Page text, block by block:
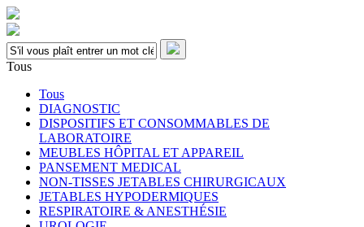
Tous
Tous
DIAGNOSTIC
DISPOSITIFS ET CONSOMMABLES DE
LABORATOIRE
MEUBLES HÔPITAL ET APPAREIL
PANSEMENT MEDICAL
NON-TISSES JETABLES CHIRURGICAUX
JETABLES HYPODERMIQUES
RESPIRATOIRE & ANESTHÉSIE